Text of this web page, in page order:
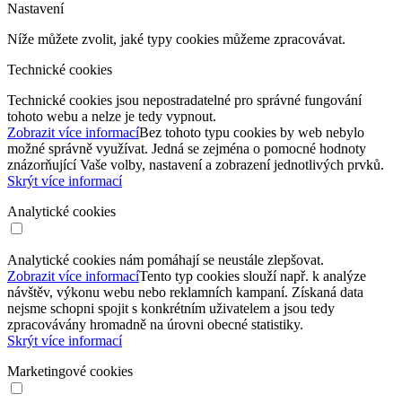
Nastavení
Níže můžete zvolit, jaké typy cookies můžeme zpracovávat.
Technické cookies
Technické cookies jsou nepostradatelné pro správné fungování
tohoto webu a nelze je tedy vypnout.
Zobrazit více informacíBez tohoto typu cookies by web nebylo
možné správně využívat. Jedná se zejména o pomocné hodnoty
znázorňující Vaše volby, nastavení a zobrazení jednotlivých prvků.
Skrýt více informací
Analytické cookies
Analytické cookies nám pomáhají se neustále zlepšovat.
Zobrazit více informacíTento typ cookies slouží např. k analýze
návštěv, výkonu webu nebo reklamních kampaní. Získaná data
nejsme schopni spojit s konkrétním uživatelem a jsou tedy
zpracovávány hromadně na úrovni obecné statistiky.
Skrýt více informací
Marketingové cookies